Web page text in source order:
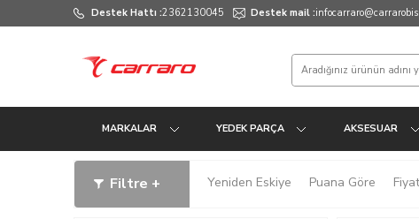
Destek Hattı :2362130045 Destek mail :
MARKALAR YEDEK PARÇA AKSESUAR
Filtre + Yeniden Eskiye Puana Göre